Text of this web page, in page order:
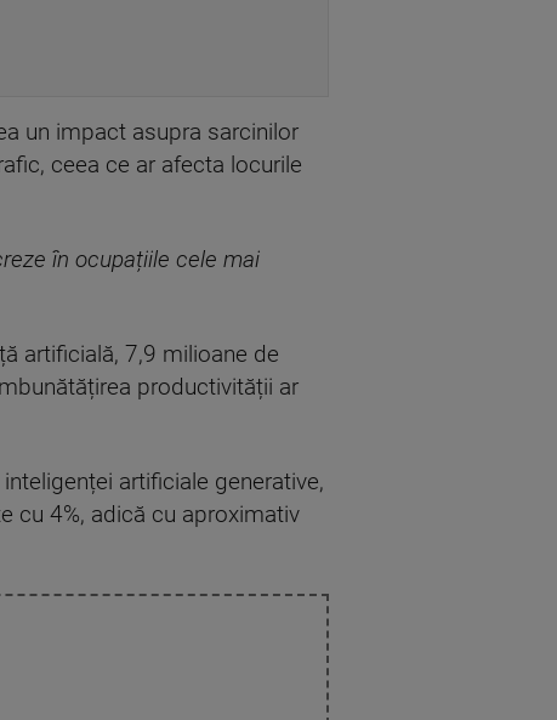
un impact asupra sarcinilor
ceea ce ar afecta locurile
în ocupațiile cele mai
artificială, 7,9 milioane de
productivității ar
artificiale generative,
cu 4%, adică cu aproximativ